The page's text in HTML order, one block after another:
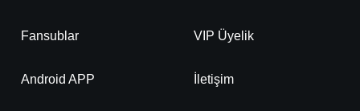
Fansublar VIP Üyelik
Android APP İletişim